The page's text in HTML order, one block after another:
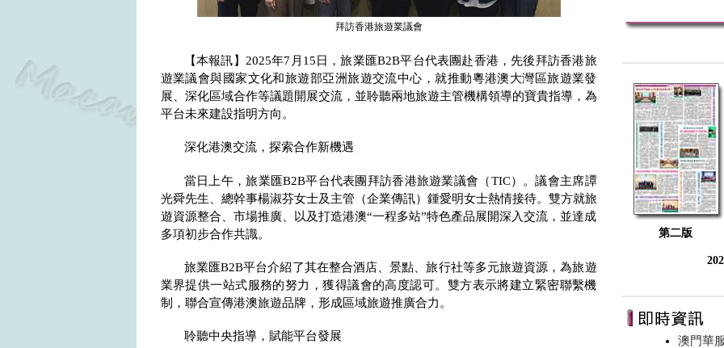
拜訪香港旅遊業議會
【本報訊】 2025年7 月 15 日，旅業匯B2B平台代表團赴香港，先後拜訪香港旅
遊業議會與國家文化和旅遊部亞洲旅遊交流中心，就推動粵港澳大灣區旅遊業發
展、深化區域合作等議題開展交流，並聆聽兩地旅遊主管機構領導的寶貴指導，為
平台未來建設指明方向。
深化港澳交流，探索合作新機遇
當日上午，旅業匯B2B平台代表團拜訪香港旅遊業議會（TIC）。議會主席譚
光舜先生、總幹事楊淑芬女士及主管（企業傳訊）鍾愛明女士熱情接待。雙方就旅
遊資源整合、市場推廣、以及打造港澳“一程多站”特色產品展開深入交流，並達成
多項初步合作共識。
旅業匯B2B平台介紹了其在整合酒店、景點、旅行社等多元旅遊資源，為旅遊
業界提供一站式服務的努力，獲得議會的高度認可。雙方表示將建立緊密聯繫機
制，聯合宣傳港澳旅遊品牌，形成區域旅遊推廣合力。
聆聽中央指導，賦能平台發展
第二版
澳門華